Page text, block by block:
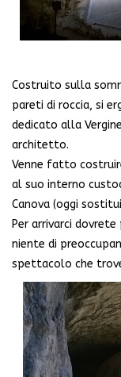
Costruito sulla
pareti di roccia, si
dedicato alla
architetto.
Venne fatto
al suo interno
Canova (oggi
Per arrivarci
niente di
spettacolo che